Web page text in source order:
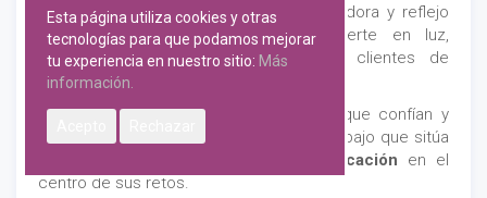
captado porMarga Ferrer, socia fundadora y reflejo
cotidiano de la invisibilidad que revierte en luz,
taquígrafos y protagonismo para los clientes de
#somasland
Gracias a las personas que confiaron, que confían y
que confiarán en esa metodología de trabajo que sitúa
servicios de comunicación en el
centro de sus retos.
Esta página utiliza cookies y otras
tecnologías para que podamos mejorar
tu experiencia en nuestro sitio: Más
información.